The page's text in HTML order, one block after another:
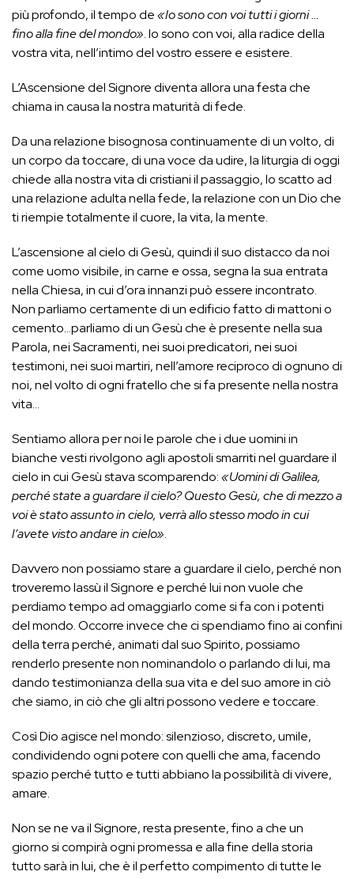
più profondo, il tempo de«Io sono con voi tutti i giorni …
fino alla fine del mondo». Io sono con voi, alla radice della
vostra vita, nell’intimo del vostro essere e esistere.
L’Ascensione del Signore diventa allora una festa che
chiama in causa la nostra maturità di fede.
Da una relazione bisognosa continuamente di un volto, di
un corpo da toccare, di una voce da udire, la liturgia di oggi
chiede alla nostra vita di cristiani il passaggio, lo scatto ad
una relazione adulta nella fede, la relazione con un Dio che
ti riempie totalmente il cuore, la vita, la mente.
L’ascensione al cielo di Gesù, quindi il suo distacco da noi
come uomo visibile, in carne e ossa, segna la sua entrata
nella Chiesa, in cui d’ora innanzi può essere incontrato.
Non parliamo certamente di un edificio fatto di mattoni o
cemento…parliamo di un Gesù che è presente nella sua
Parola, nei Sacramenti, nei suoi predicatori, nei suoi
testimoni, nei suoi martiri, nell’amore reciproco di ognuno di
noi, nel volto di ogni fratello che si fa presente nella nostra
vita…
Sentiamo allora per noi le parole che i due uomini in
bianche vesti rivolgono agli apostoli smarriti nel guardare il
cielo in cui Gesù stava scomparendo:«Uomini di Galilea,
perché state a guardare il cielo? Questo Gesù, che di mezzo a
voi è stato assunto in cielo, verrà allo stesso modo in cui
l’avete visto andare in cielo».
Davvero non possiamo stare a guardare il cielo, perché non
troveremo lassù il Signore e perché lui non vuole che
perdiamo tempo ad omaggiarlo come si fa con i potenti
del mondo. Occorre invece che ci spendiamo fino ai confini
della terra perché, animati dal suo Spirito, possiamo
renderlo presente non nominandolo o parlando di lui, ma
dando testimonianza della sua vita e del suo amore in ciò
che siamo, in ciò che gli altri possono vedere e toccare.
Così Dio agisce nel mondo: silenzioso, discreto, umile,
condividendo ogni potere con quelli che ama, facendo
spazio perché tutto e tutti abbiano la possibilità di vivere,
amare.
Non se ne va il Signore, resta presente, fino a che un
giorno si compirà ogni promessa e alla fine della storia
tutto sarà in lui, che è il perfetto compimento di tutte le